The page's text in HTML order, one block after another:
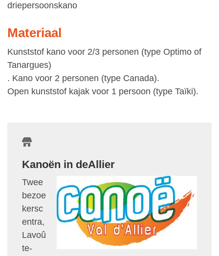
driepersoonskano
Materiaal
Kunststof kano voor 2/3 personen (type Optimo of
Tanargues)
. Kano voor 2 personen (type Canada).
Open kunststof kajak voor 1 persoon (type Taïki).
Kanoën in deAllier
Twee
bezoe
kersc
entra,
Lavoû
te-